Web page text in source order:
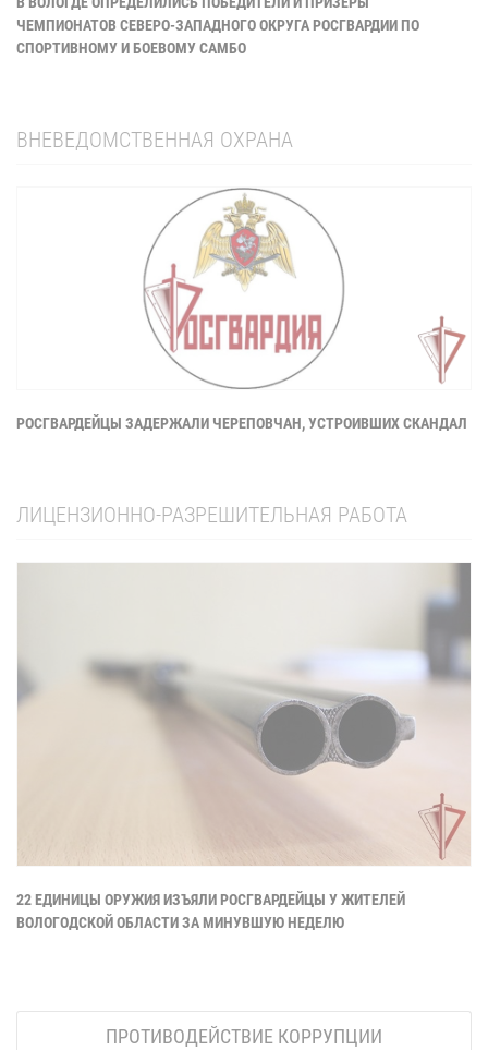
ЧЕМПИОНАТОВ СЕВЕРО-ЗАПАДНОГО ОКРУГА РОСГВАРДИИ ПО
СПОРТИВНОМУ И БОЕВОМУ САМБО
ВНЕВЕДОМСТВЕННАЯ ОХРАНА
РОСГВАРДЕЙЦЫ ЗАДЕРЖАЛИ ЧЕРЕПОВЧАН, УСТРОИВШИХ СКАНДАЛ
ЛИЦЕНЗИОННО-РАЗРЕШИТЕЛЬНАЯ РАБОТА
22 ЕДИНИЦЫ ОРУЖИЯ ИЗЪЯЛИ РОСГВАРДЕЙЦЫ У ЖИТЕЛЕЙ
ВОЛОГОДСКОЙ ОБЛАСТИ ЗА МИНУВШУЮ НЕДЕЛЮ
ПРОТИВОДЕЙСТВИЕ КОРРУПЦИИ